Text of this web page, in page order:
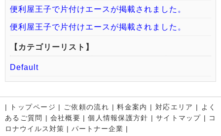
便利屋王子で片付けエースが掲載されました。
便利屋王子で片付けエースが掲載されました。
【カテゴリーリスト】
Default
| トップページ | ご依頼の流れ |料金案内 | 対応エリア |
よく
あるご質問 | 会社概要 |個人情報保護方針 |サイトマップ | コ
ロナウイルス対策 | パートナー企業 |